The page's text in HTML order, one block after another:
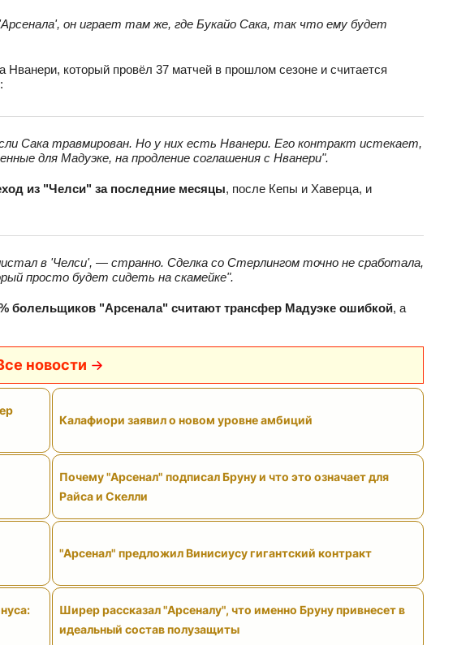
он играет там же, где Букайо Сака, так что ему будет
который провёл 37 матчей в прошлом сезоне и считается
Сака травмирован. Но у них есть Нванери. Его контракт истекает,
для Мадуэке, на продление соглашения с Нванери".
из "Челси" за последние месяцы, после Кепы и Хаверца, и
в 'Челси', — странно. Сделка со Стерлингом точно не сработала,
просто будет сидеть на скамейке".
болельщиков "Арсенала" считают трансфер Мадуэке ошибкой, а
новости
Калафиори заявил о новом уровне амбиций
Почему "Арсенал" подписал Бруну и что это означает для
Райса и Скелли
"Арсенал" предложил Винисиусу гигантский контракт
Ширер рассказал "Арсеналу", что именно Бруну привнесет в
идеальный состав полузащиты